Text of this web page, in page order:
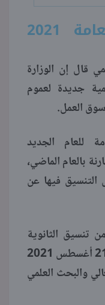
تنسيق الثانوية العامة 2021
قال إن الوزارة
جديدة لعموم
العمل.
للعام الجديد
من 7 : 10% مقارنة بالعام الماضي،
فيها عن
تنسيق الثانوية
العامة سيبدأ يوم السبت الموافق 21 أغسطس 2021
والبحث العلمي